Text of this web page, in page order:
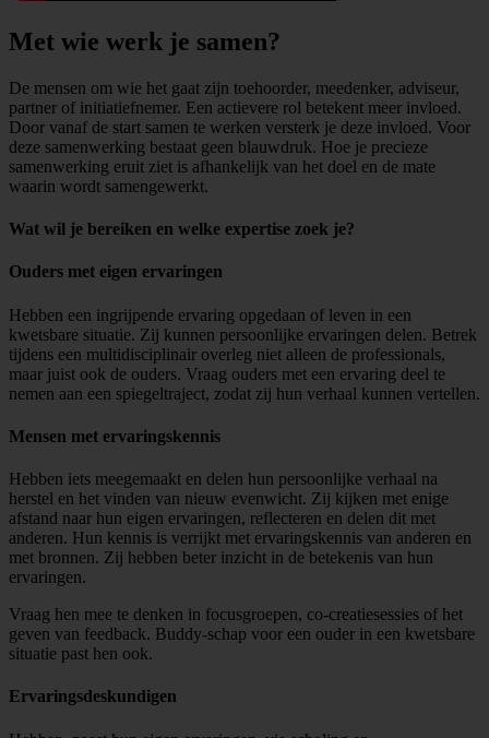
Met wie werk je samen?
De mensen om wie het gaat zijn toehoorder, meedenker, adviseur,
partner of initiatiefnemer. Een actievere rol betekent meer invloed.
Door vanaf de start samen te werken versterk je deze invloed. Voor
deze samenwerking bestaat geen blauwdruk. Hoe je precieze
samenwerking eruit ziet is afhankelijk van het doel en de mate
waarin wordt samengewerkt.
Wat wil je bereiken en welke expertise zoek je?
Ouders met eigen ervaringen
Hebben een ingrijpende ervaring opgedaan of leven in een
kwetsbare situatie. Zij kunnen persoonlijke ervaringen delen. Betrek
tijdens een multidisciplinair overleg niet alleen de professionals,
maar juist ook de ouders. Vraag ouders met een ervaring deel te
nemen aan een spiegeltraject, zodat zij hun verhaal kunnen vertellen.
Mensen met ervaringskennis
Hebben iets meegemaakt en delen hun persoonlijke verhaal na
herstel en het vinden van nieuw evenwicht. Zij kijken met enige
afstand naar hun eigen ervaringen, reflecteren en delen dit met
anderen. Hun kennis is verrijkt met ervaringskennis van anderen en
met bronnen. Zij hebben beter inzicht in de betekenis van hun
ervaringen.
Vraag hen mee te denken in focusgroepen, co-creatiesessies of het
geven van feedback. Buddy-schap voor een ouder in een kwetsbare
situatie past hen ook.
Ervaringsdeskundigen